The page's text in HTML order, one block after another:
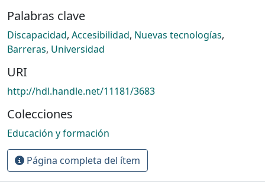
Palabras clave
Discapacidad, Accesibilidad, Nuevas tecnologías,
Barreras, Universidad
URI
http://hdl.handle.net/11181/3683
Colecciones
Educación y formación
Página completa del ítem